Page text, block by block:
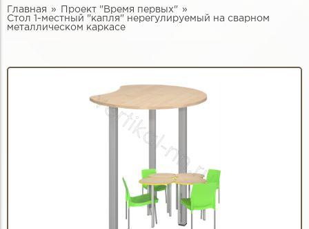
Главная
Проект "Время первых"
Стол 1-местный "капля" нерегулируемый на сварном
металлическом каркасе